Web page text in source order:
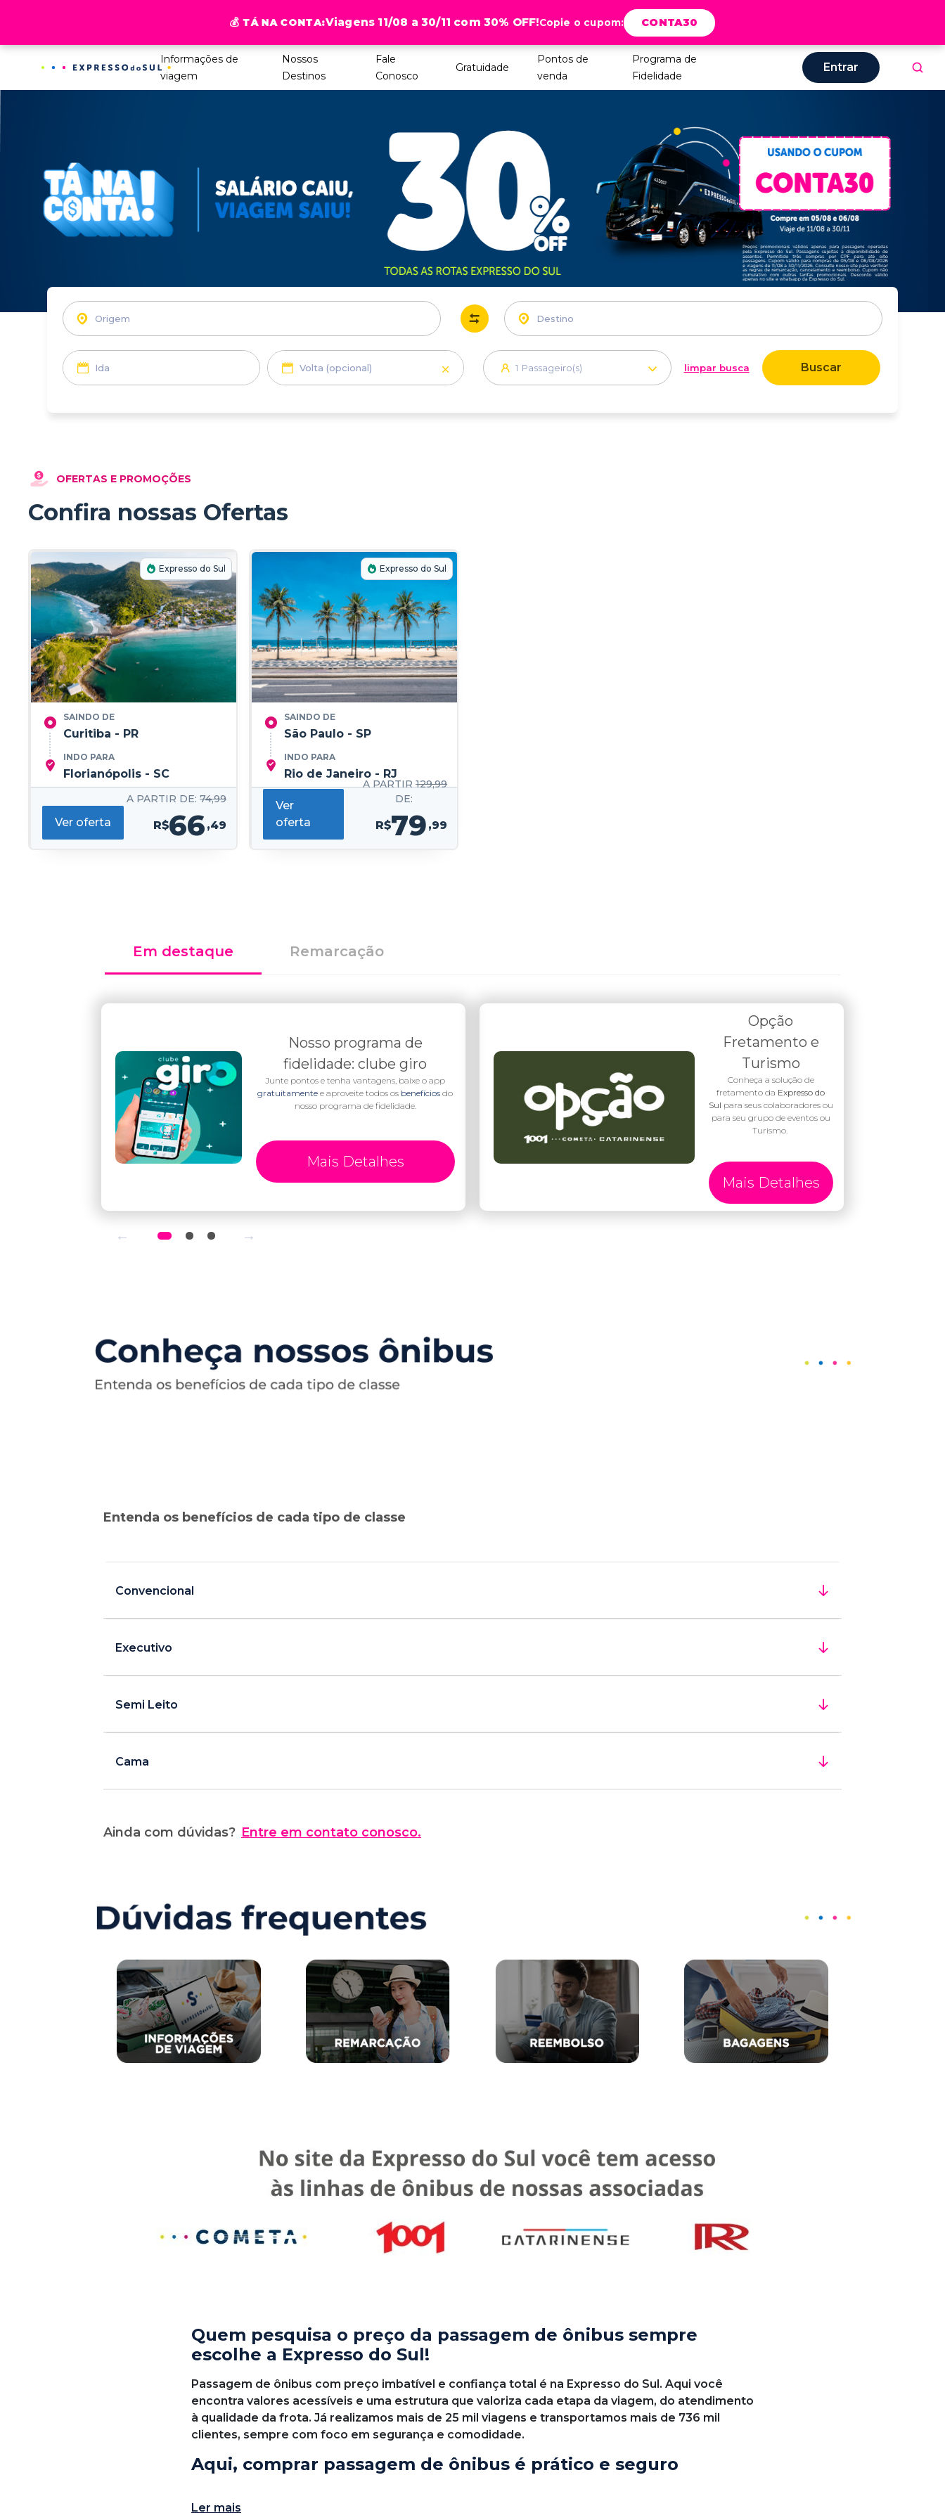
💰 TÁ NA CONTA:Viagens 11/08 a 30/11 com 30% OFF!Copie o cupom: CONTA30
Informações de
viagem
Nossos
Destinos
Fale
Conosco
Gratuidade
Pontos de
venda
Programa de
Fidelidade
Entrar
De:
Cidade,
estação
Para:
Cidade,
estação
1 Passageiro(s) limpar busca Buscar
OFERTAS E PROMOÇÕES
Confira nossas Ofertas
Expresso do Sul
SAINDO DE
Curitiba - PR
INDO PARA
Florianópolis - SC
Ver oferta
A PARTIR DE: 74,99
R$66 ,49
Expresso do Sul
SAINDO DE
São Paulo - SP
INDO PARA
Rio de Janeiro - RJ
Ver
oferta
A PARTIR
DE:
129,99
R$79 ,99
Em destaque Remarcação
Nosso programa de
fidelidade: clube giro
Junte pontos e tenha vantagens, baixe o app
gratuitamentee aproveite todos os benefíciosdo
nosso programa de fidelidade.
Mais Detalhes
Opção
Fretamento e
Turismo
Conheça a solução de
fretamento da Expresso do
Sul para seus colaboradores ou
para seu grupo de eventos ou
Turismo.
Mais Detalhes
Entenda os benefícios de cada tipo de classe
Convencional
Executivo
Semi Leito
Cama
Ainda com dúvidas? Entre em contato conosco.
Quem pesquisa o preço da passagem de ônibus sempre
escolhe a Expresso do Sul!
Passagem de ônibus com preço imbatível e confiança total é na Expresso do Sul. Aqui você
encontra valores acessíveis e uma estrutura que valoriza cada etapa da viagem, do atendimento
à qualidade da frota. Já realizamos mais de 25 mil viagens e transportamos mais de 736 mil
clientes, sempre com foco em segurança e comodidade.
Aqui, comprar passagem de ônibus é prático e seguro
passagem de ônibus, realiza o pagamento e recebe todas as informações direto no seu celular.
Ler mais